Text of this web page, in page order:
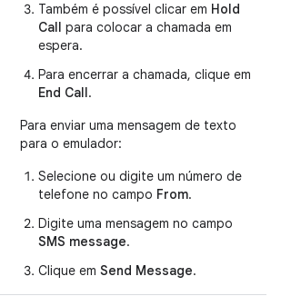
Também é possível clicar em Hold
Call para colocar a chamada em
espera.
Para encerrar a chamada, clique em
End Call.
Para enviar uma mensagem de texto
para o emulador:
Selecione ou digite um número de
telefone no campo From.
Digite uma mensagem no campo
SMS message.
Clique em Send Message.